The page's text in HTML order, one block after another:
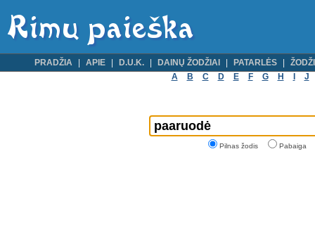
PRADŽIA APIE D.U.K. DAINŲ ŽODŽIAI PATARLĖS
A
B C D E F G H J
Pilnas žodis Pabaiga